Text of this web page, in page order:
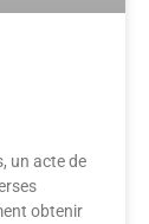
un acte de
obtenir